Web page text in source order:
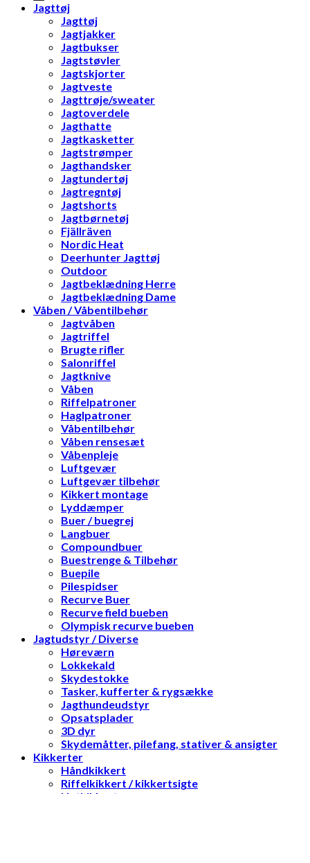
Jagttøj
Jagttøj
Jagtjakker
Jagtbukser
Jagtstøvler
Jagtskjorter
Jagtveste
Jagttrøje/sweater
Jagtoverdele
Jagthatte
Jagtkasketter
Jagtstrømper
Jagthandsker
Jagtundertøj
Jagtregntøj
Jagtshorts
Jagtbørnetøj
Fjällräven
Nordic Heat
Deerhunter Jagttøj
Outdoor
Jagtbeklædning Herre
Jagtbeklædning Dame
Våben / Våbentilbehør
Jagtvåben
Jagtriffel
Brugte rifler
Salonriffel
Jagtknive
Våben
Riffelpatroner
Haglpatroner
Våbentilbehør
Våben rensesæt
Våbenpleje
Luftgevær
Luftgevær tilbehør
Kikkert montage
Lyddæmper
Buer / buegrej
Langbuer
Compoundbuer
Buestrenge & Tilbehør
Buepile
Pilespidser
Recurve Buer
Recurve field bueben
Olympisk recurve bueben
Jagtudstyr / Diverse
Høreværn
Lokkekald
Skydestokke
Tasker, kufferter & rygsække
Jagthundeudstyr
Opsatsplader
3D dyr
Skydemåtter, pilefang, stativer & ansigter
Kikkerter
Håndkikkert
Riffelkikkert / kikkertsigte
Natkikkerter